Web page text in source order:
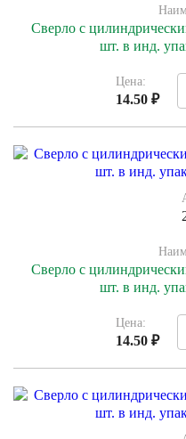
Сверло с
шт. в инд.
Цена:
14.50 ₽
Сверло с
шт. в инд.
Цена:
14.50 ₽